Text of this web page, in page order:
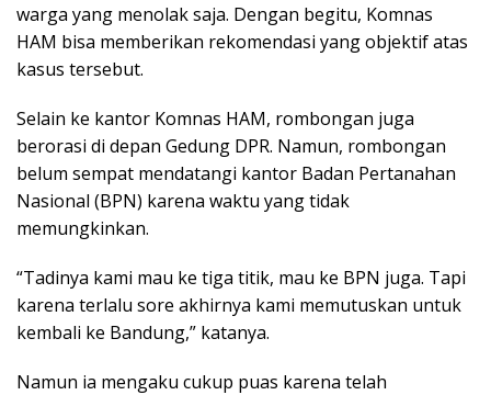
warga yang menolak saja. Dengan begitu, Komnas
HAM bisa memberikan rekomendasi yang objektif atas
kasus tersebut.
Selain ke kantor Komnas HAM, rombongan juga
berorasi di depan Gedung DPR. Namun, rombongan
belum sempat mendatangi kantor Badan Pertanahan
Nasional (BPN) karena waktu yang tidak
memungkinkan.
“Tadinya kami mau ke tiga titik, mau ke BPN juga. Tapi
karena terlalu sore akhirnya kami memutuskan untuk
kembali ke Bandung,” katanya.
Namun ia mengaku cukup puas karena telah